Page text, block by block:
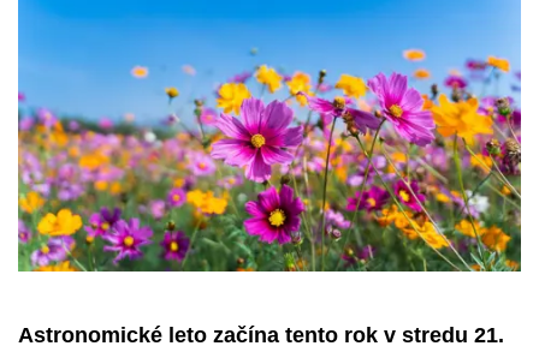
Astronomické leto začína tento rok v stredu 21.